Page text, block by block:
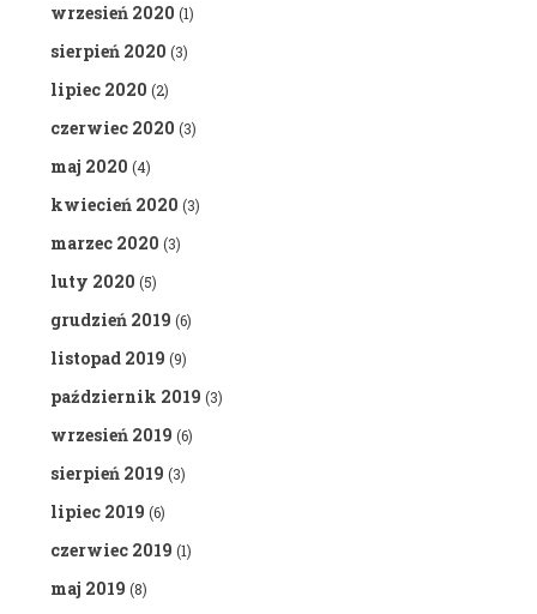
wrzesień 2020 (1)
sierpień 2020 (3)
lipiec 2020 (2)
czerwiec 2020 (3)
maj 2020 (4)
kwiecień 2020 (3)
marzec 2020 (3)
luty 2020 (5)
grudzień 2019 (6)
listopad 2019 (9)
październik 2019 (3)
wrzesień 2019 (6)
sierpień 2019 (3)
lipiec 2019 (6)
czerwiec 2019 (1)
maj 2019 (8)